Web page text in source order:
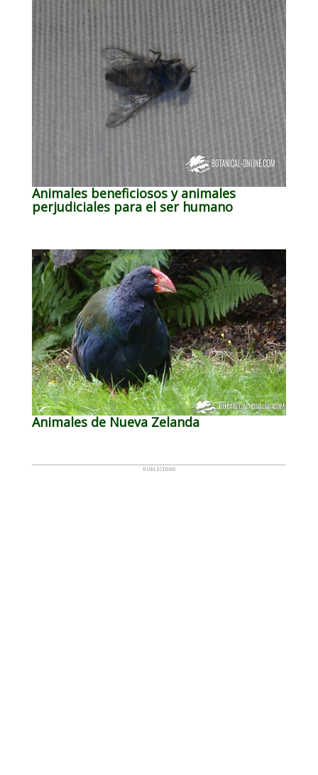
Animales beneficiosos y animales
perjudiciales para el ser humano
Animales de Nueva Zelanda